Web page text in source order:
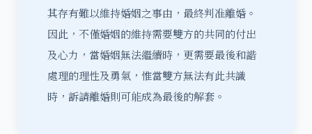
其存有難以維持婚姻之事由，最終判准離婚。
因此，不僅婚姻的維持需要雙方的共同的付出
及心力，當婚姻無法繼續時，更需要最後和諧
處理的理性及勇氣，惟當雙方無法有此共識
時，訴請離婚則可能成為最後的解套。